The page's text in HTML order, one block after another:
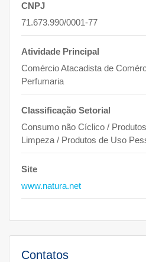
CNPJ
71.673.990/0001-77
Atividade Principal
Comércio Atacadista de
Perfumaria
Classificação Setorial
Consumo não Cíclico /
Limpeza / Produtos de Uso
Site
www.natura.net
Contatos